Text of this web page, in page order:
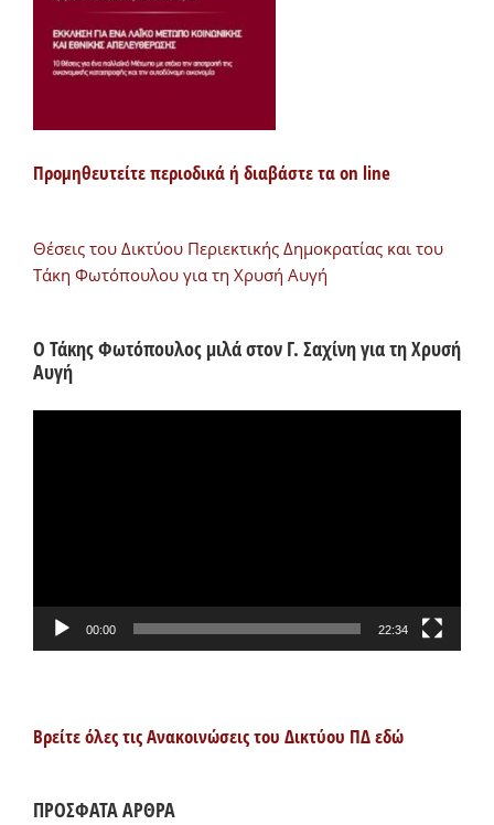
Προμηθευτείτε περιοδικά ή διαβάστε τα on line
Θέσεις του Δικτύου Περιεκτικής Δημοκρατίας και του
Τάκη Φωτόπουλου για τη Χρυσή Αυγή
Ο Τάκης Φωτόπουλος μιλά στον Γ. Σαχίνη για τη Χρυσή
Αυγή
00:00 22:34
Βρείτε όλες τις Ανακοινώσεις του Δικτύου ΠΔ εδώ
ΠΡΟΣΦΑΤΑ ΑΡΘΡΑ